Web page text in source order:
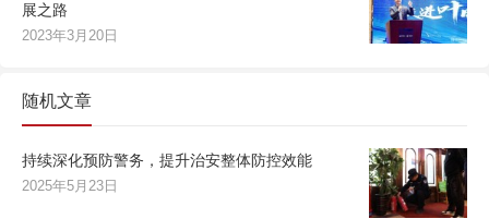
展之路
2023年3月20日
随机文章
持续深化预防警务，提升治安整体防控效能
2025年5月23日